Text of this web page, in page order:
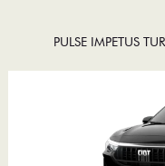
PULSE IMPETUS